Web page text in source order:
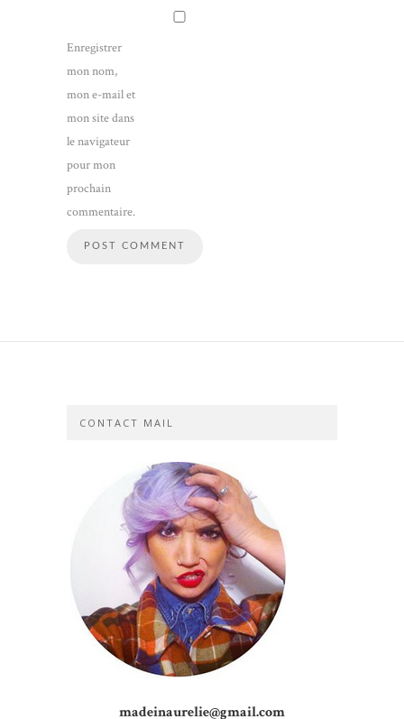
Enregistrer
mon nom,
mon e-mail et
mon site dans
le navigateur
pour mon
prochain
commentaire.
CONTACT MAIL
madeinaurelie@gmail.com